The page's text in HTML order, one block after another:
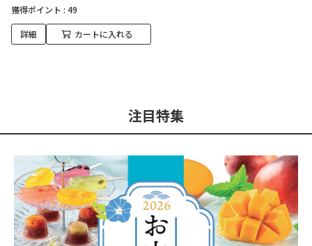
獲得ポイント : 49
詳細 カートに入れる
注目特集